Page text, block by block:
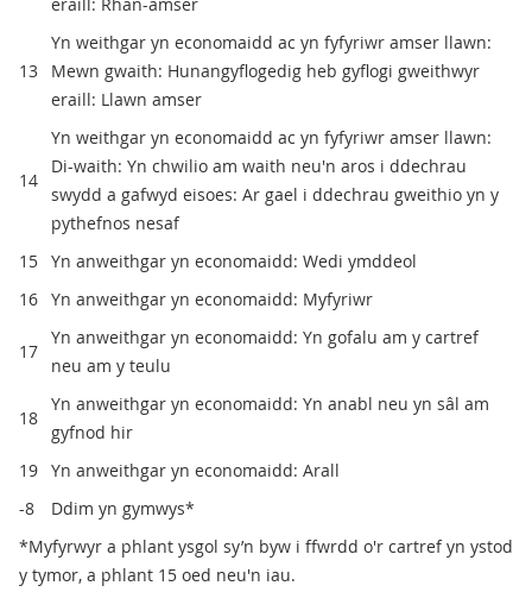
13
Yn weithgar yn economaidd ac yn fyfyriwr amser llawn:
Mewn gwaith: Hunangyflogedig heb gyflogi gweithwyr
eraill: Llawn amser
14
Yn weithgar yn economaidd ac yn fyfyriwr amser llawn:
Di-waith: Yn chwilio am waith neu'n aros i ddechrau
swydd a gafwyd eisoes: Ar gael i ddechrau gweithio yn y
pythefnos nesaf
15 Yn anweithgar yn economaidd: Wedi ymddeol
16 Yn anweithgar yn economaidd: Myfyriwr
17
Yn anweithgar yn economaidd: Yn gofalu am y cartref
neu am y teulu
18
Yn anweithgar yn economaidd: Yn anabl neu yn sâl am
gyfnod hir
19 Yn anweithgar yn economaidd: Arall
-8
Ddim yn gymwys*
*Myfyrwyr a phlant ysgol sy’n byw i ffwrdd o'r cartref yn ystod
y tymor, a phlant 15 oed neu'n iau.